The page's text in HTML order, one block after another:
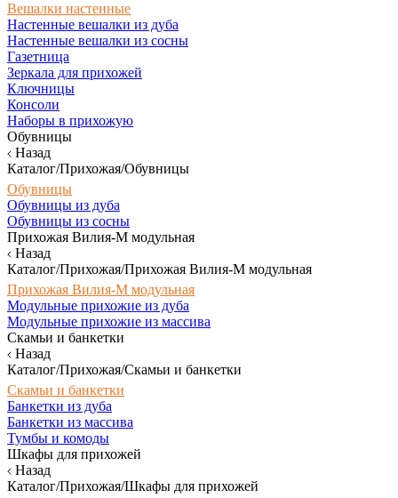
Вешалки настенные
Настенные вешалки из дуба
Настенные вешалки из сосны
Газетница
Зеркала для прихожей
Ключницы
Консоли
Наборы в прихожую
Обувницы
Назад
Каталог/Прихожая/Обувницы
Обувницы
Обувницы из дуба
Обувницы из сосны
Прихожая Вилия-М модульная
Назад
Каталог/Прихожая/Прихожая Вилия-М модульная
Прихожая Вилия-М модульная
Модульные прихожие из дуба
Модульные прихожие из массива
Скамьи и банкетки
Назад
Каталог/Прихожая/Скамьи и банкетки
Скамьи и банкетки
Банкетки из дуба
Банкетки из массива
Тумбы и комоды
Шкафы для прихожей
Назад
Каталог/Прихожая/Шкафы для прихожей